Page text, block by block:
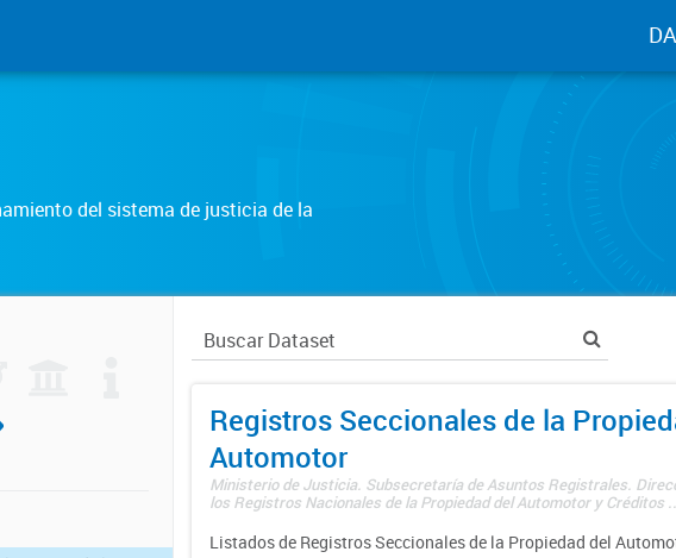
del sistema de justicia de la
Registros Seccionales de la
Automotor
Ministerio de Justicia. Subsecretaría de Asuntos Registrales.
los Registros Nacionales de la Propiedad del Automotor y Créditos
Listados de Registros Seccionales de la Propiedad del